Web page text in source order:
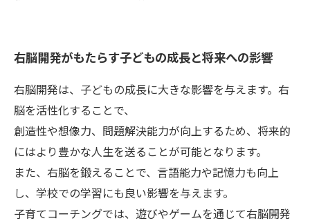
右脳開発がもたらす子どもの成長と将来への影響
右脳開発は、子どもの成長に大きな影響を与えます。右
脳を活性化することで、
創造性や想像力、問題解決能力が向上するため、将来的
にはより豊かな人生を送ることが可能となります。
また、右脳を鍛えることで、言語能力や記憶力も向上
し、学校での学習にも良い影響を与えます。
子育てコーチングでは、遊びやゲームを通じて右脳開発